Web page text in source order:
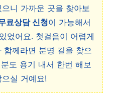
니 가까운 곳을 찾아보
료상담 신청이 가능해서
었어요. 첫걸음이 어렵게
함께라면 분명 길을 찾으
도 용기 내서 한번 해보
실 거예요!